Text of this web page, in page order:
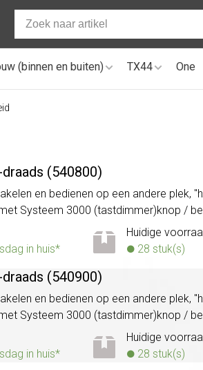
(binnen en buiten) TX44 One
(540800)
en bedienen op een andere plek,
Systeem 3000 (tastdimmer)knop /
in huis*
Huidige
28 stuk(s)
(540900)
en bedienen op een andere plek,
Systeem 3000 (tastdimmer)knop /
in huis*
Huidige
28 stuk(s)